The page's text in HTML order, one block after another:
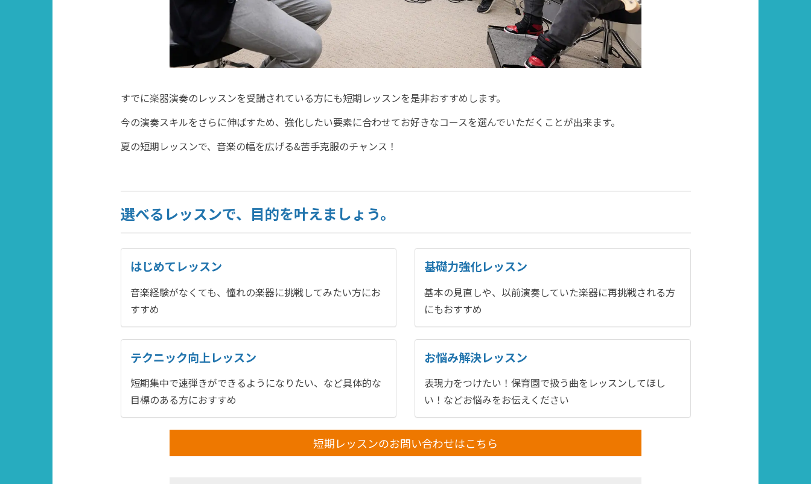
すでに楽器演奏のレッスンを受講されている方にも短期レッスンを是非おすすめします。
今の演奏スキルをさらに伸ばすため、強化したい要素に合わせてお好きなコースを選んでいただくことが出来ます。
夏の短期レッスンで、音楽の幅を広げる&苦手克服のチャンス！
選べるレッスンで、目的を叶えましょう。
はじめてレッスン
音楽経験がなくても、憧れの楽器に挑戦してみたい方にお
すすめ
基礎力強化レッスン
基本の見直しや、以前演奏していた楽器に再挑戦される方
にもおすすめ
テクニック向上レッスン
短期集中で速弾きができるようになりたい、など具体的な
目標のある方におすすめ
お悩み解決レッスン
表現力をつけたい！保育園で扱う曲をレッスンしてほし
い！などお悩みをお伝えください
短期レッスンのお問い合わせはこちら